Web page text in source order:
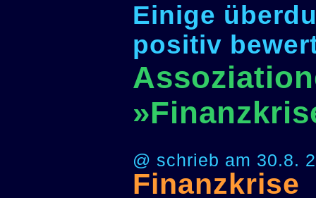
Einige
positiv
@ schrieb am 30.8.
Finanzkrise